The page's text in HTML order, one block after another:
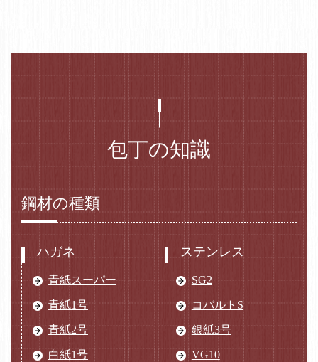
包丁の知識
鋼材の種類
ハガネ
青紙スーパー
青紙1号
青紙2号
白紙1号
ステンレス
SG2
コバルトS
銀紙3号
VG10